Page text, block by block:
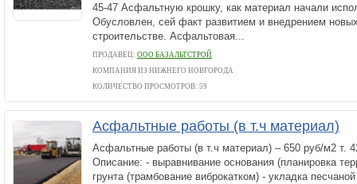
45-47 Асфальтную крошку, как материал начали
Обусловлен, сей факт развитием и внедрением
строительстве. Асфальтовая...
ПРОДАВЕЦ: ООО БАЗАЛЬТСТРОЙ
КОМПАНИЯ ИЗ НИЖНЕГО НОВГОРОДА
КОЛИЧЕСТВО ПРОСМОТРОВ: 59
Асфальтные работы (в т.ч материал)
Асфальтные работы (в т.ч материал) – 650 руб/м2 т.
Описание: - выравнивание основания (планировка
грунта (трамбование виброкатком) - укладка